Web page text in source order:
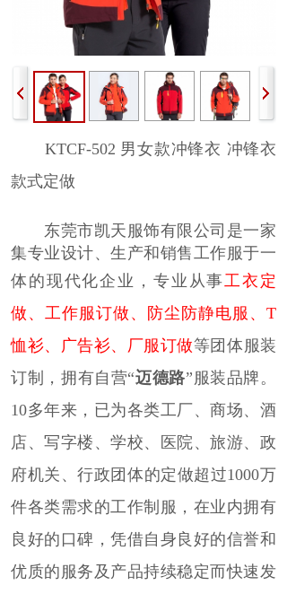
KTCF-502 男女款冲锋衣 冲锋衣
款式定做
东莞市凯天服饰有限公司是一家
集专业设计、生产和销售工作服于一
体的现代化企业， 专业 从事工衣定
做 、 工作服订做 、 防尘防静电服 、 T
恤衫、广告衫、厂服订做等团体服装
订制，拥有自营“迈德路”服装品牌。
10多年来，已为各类工厂、商场、酒
店、写字楼、学校、医院、旅游、政
府机关、行政团体的定做超过1000万
件各类需求的工作制服， 在业内拥有
良好的口碑，凭借自身良好的信誉和
优质的服务及产品持续稳定而快速发